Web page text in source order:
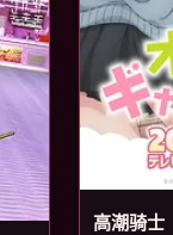
高潮骑士